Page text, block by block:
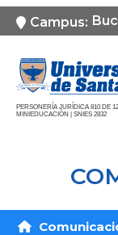
Campus:
PERSONERÍA JURÍDICA 810 DE
MINIEDUCACIÓN | SNIES 2832